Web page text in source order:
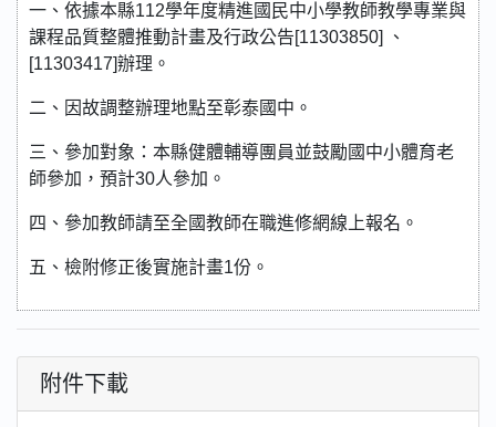
一、依據本縣112學年度精進國民中小學教師教學專業與
課程品質整體推動計畫及行政公告[11303850] 、
[11303417]辦理。
二、因故調整辦理地點至彰泰國中。
三、參加對象：本縣健體輔導團員並鼓勵國中小體育老
師參加，預計30人參加。
四、參加教師請至全國教師在職進修網線上報名。
五、檢附修正後實施計畫1份。
附件下載